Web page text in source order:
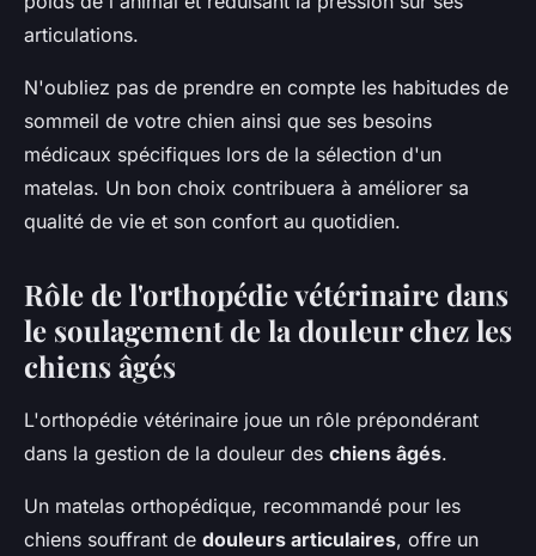
articulations.
N'oubliez pas de prendre en compte les habitudes de
sommeil de votre chien ainsi que ses besoins
médicaux spécifiques lors de la sélection d'un
matelas. Un bon choix contribuera à améliorer sa
qualité de vie et son confort au quotidien.
Rôle de l'orthopédie vétérinaire dans
le soulagement de la douleur chez les
chiens âgés
L'orthopédie vétérinaire joue un rôle prépondérant
dans la gestion de la douleur des chiens âgés.
Un matelas orthopédique, recommandé pour les
chiens souffrant de douleurs articulaires, offre un